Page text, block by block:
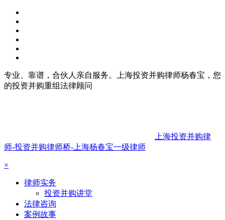
专业、靠谱，合伙人亲自服务。上海投资并购律师杨春宝，您
的投资并购重组法律顾问
上海投资并购律
师-投资并购律师桥-上海杨春宝一级律师
×
律师实务
投资并购讲堂
法律咨询
案例故事